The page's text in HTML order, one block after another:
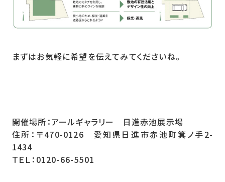
まずはお気軽に希望を伝えてみてくださいね。
開催場所：アールギャラリー 日進赤池展示場
住所：〒470-0126 愛知県日進市赤池町箕ノ手2-
1434
ＴＥＬ：0120-66-5501